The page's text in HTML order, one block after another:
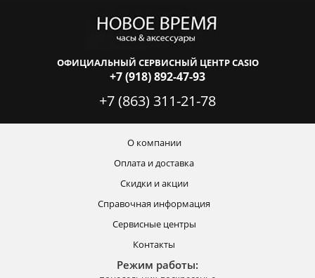
ОФИЦИАЛЬНЫЙ СЕРВИСНЫЙ ЦЕНТР CASIO
+7 (918) 892-47-93
+7 (863) 311-21-78
О компании
Оплата и доставка
Скидки и акции
Справочная информация
Сервисные центры
Контакты
Режим работы: